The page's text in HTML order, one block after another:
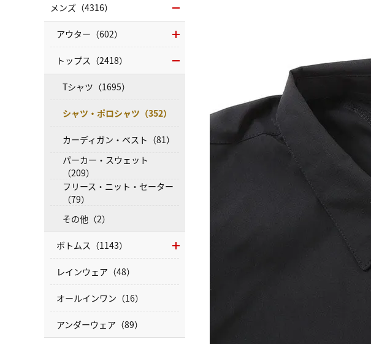
メンズ（4316）
アウター（602）
トップス（2418）
Tシャツ（1695）
シャツ・ポロシャツ（352）
カーディガン・ベスト（81）
パーカー・スウェット
（209）
フリース・ニット・セーター
（79）
その他（2）
ボトムス（1143）
レインウェア（48）
オールインワン（16）
アンダーウェア（89）